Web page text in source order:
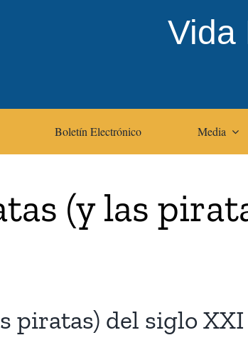
Vida
Boletín Electrónico Media
(y las
piratas) del siglo XXI